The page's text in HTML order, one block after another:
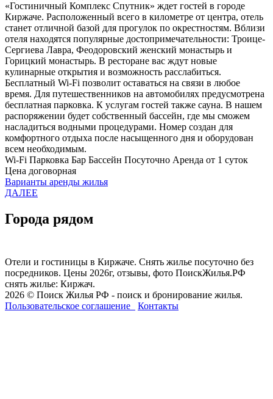
«Гостиничный Комплекс Спутник» ждет гостей в городе
Киржаче. Расположенный всего в километре от центра, отель
станет отличной базой для прогулок по окрестностям. Вблизи
отеля находятся популярные достопримечательности: Троице-
Сергиева Лавра, Феодоровский женский монастырь и
Горицкий монастырь. В ресторане вас ждут новые
кулинарные открытия и возможность расслабиться.
Бесплатный Wi-Fi позволит оставаться на связи в любое
время. Для путешественников на автомобилях предусмотрена
бесплатная парковка. К услугам гостей также сауна. В нашем
распоряжении будет собственный бассейн, где мы сможем
насладиться водными процедурами. Номер создан для
комфортного отдыха после насыщенного дня и оборудован
всем необходимым.
Wi-Fi Парковка Бар Бассейн Посуточно Аренда от 1 суток
Цена договорная
Варианты аренды жилья
ДАЛЕЕ
Города рядом
Отели и гостиницы в Киржаче. Снять жилье посуточно без
посредников. Цены 2026г, отзывы, фото ПоискЖилья.РФ
снять жилье: Киржач.
2026 © Поиск Жилья РФ - поиск и бронирование жилья.
Пользовательское соглашение
Контакты